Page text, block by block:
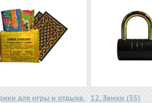
для игры и отдыха, 12. Замки (35)